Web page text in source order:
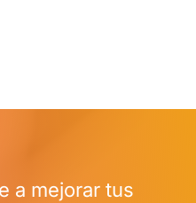
a mejorar tus